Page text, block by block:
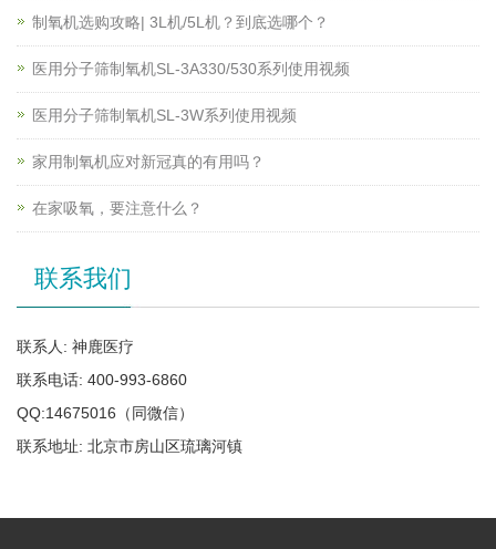
制氧机选购攻略| 3L机/5L机？到底选哪个？
医用分子筛制氧机SL-3A330/530系列使用视频
医用分子筛制氧机SL-3W系列使用视频
家用制氧机应对新冠真的有用吗？
在家吸氧，要注意什么？
联系我们
联系人: 神鹿医疗
联系电话: 400-993-6860
QQ:14675016（同微信）
联系地址: 北京市房山区琉璃河镇